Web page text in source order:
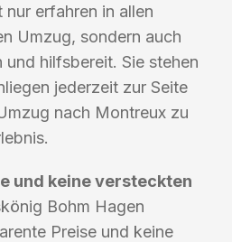
erfahren in allen
Umzug, sondern auch
hilfsbereit. Sie stehen
jederzeit zur Seite
nach Montreux zu
und keine versteckten
Bohm Hagen
Preise und keine